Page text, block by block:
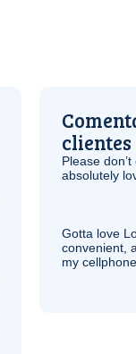
clientes
Please
absolutely
Gotta love
convenient,
my